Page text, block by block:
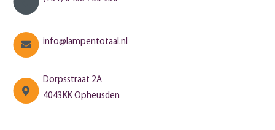
info@lampentotaal.nl
Dorpsstraat 2A
4043KK Opheusden